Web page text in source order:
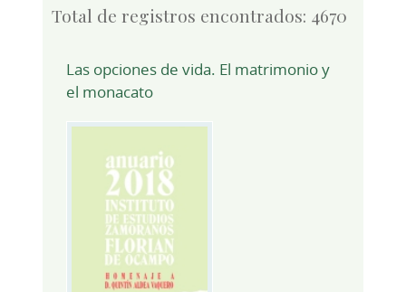
Total de registros encontrados: 4670
Las opciones de vida. El matrimonio y
el monacato